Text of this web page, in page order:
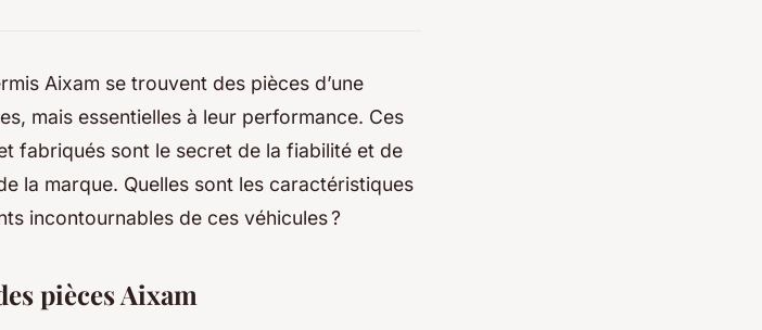
Aixam se trouvent des pièces d’une
mais essentielles à leur performance. Ces
fabriqués sont le secret de la fiabilité et de
la marque. Quelles sont les caractéristiques
incontournables de ces véhicules ?
pièces Aixam